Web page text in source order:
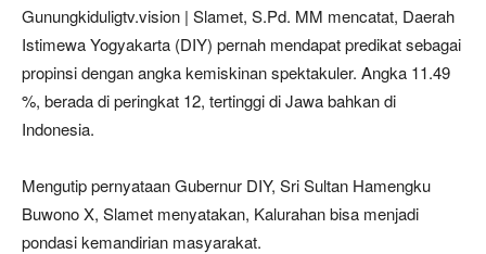
Gunungkiduligtv.vision | Slamet, S.Pd. MM mencatat, Daerah
Istimewa Yogyakarta (DIY) pernah mendapat predikat sebagai
propinsi dengan angka kemiskinan spektakuler. Angka 11.49
%, berada di peringkat 12, tertinggi di Jawa bahkan di
Indonesia.
Mengutip pernyataan Gubernur DIY, Sri Sultan Hamengku
Buwono X, Slamet menyatakan, Kalurahan bisa menjadi
pondasi kemandirian masyarakat.